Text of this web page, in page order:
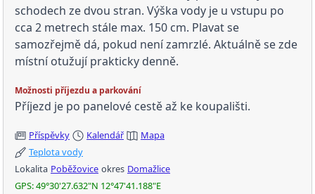
schodech ze dvou stran. Výška vody je u vstupu po
cca 2 metrech stále max. 150 cm. Plavat se
samozřejmě dá, pokud není zamrzlé. Aktuálně se zde
místní otužují prakticky denně.
Možnosti příjezdu a parkování
Příjezd je po panelové cestě až ke koupališti.
Příspěvky Kalendář
Mapa
Teplota vody
Lokalita Poběžovice okres Domažlice
GPS: 49°30'27.632"N 12°47'41.188"E